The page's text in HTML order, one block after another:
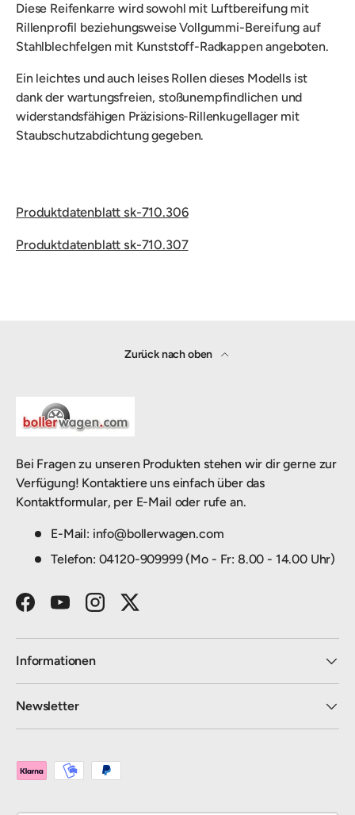
Diese Reifenkarre wird sowohl mit Luftbereifung mit
Rillenprofil beziehungsweise Vollgummi-Bereifung auf
Stahlblechfelgen mit Kunststoff-Radkappen angeboten.
Ein leichtes und auch leises Rollen dieses Modells ist
dankder wartungsfreien, stoßunempfindlichen und
widerstandsfähigen Präzisions-Rillenkugellager mit
Staubschutzabdichtung gegeben.
Produktdatenblatt sk-710.306
Produktdatenblatt sk-710.307
Zurück nach oben
Bei Fragen zu unseren Produkten stehen wir dir gerne zur
Verfügung! Kontaktiere uns einfach über das
Kontaktformular, per E-Mail oder rufe an.
E-Mail: info@bollerwagen.com
Telefon: 04120-909999 (Mo - Fr: 8.00 - 14.00 Uhr)
FacebookYouTubeInstagramTwitter
Informationen
Newsletter
Zahlungsmethoden